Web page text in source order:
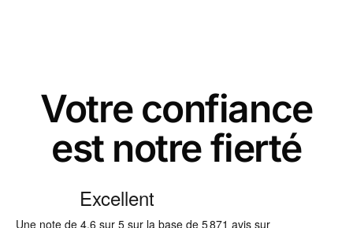
Votre confiance
est notre fierté